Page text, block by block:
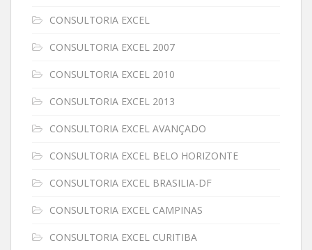
CONSULTORIA EXCEL
CONSULTORIA EXCEL 2007
CONSULTORIA EXCEL 2010
CONSULTORIA EXCEL 2013
CONSULTORIA EXCEL AVANÇADO
CONSULTORIA EXCEL BELO HORIZONTE
CONSULTORIA EXCEL BRASILIA-DF
CONSULTORIA EXCEL CAMPINAS
CONSULTORIA EXCEL CURITIBA